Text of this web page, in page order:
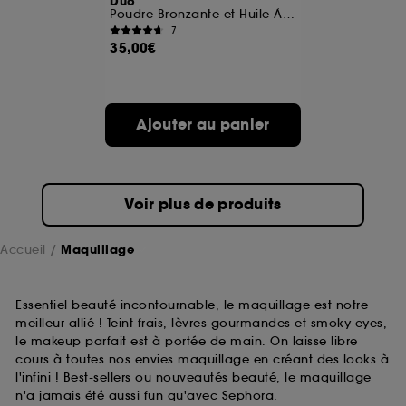
Poudre Bronzante et Huile À Lèvres
7
35,00€
Ajouter au panier
Voir plus de produits
Accueil Maquillage
Essentiel beauté incontournable, le maquillage est notre
meilleur allié ! Teint frais, lèvres gourmandes et smoky eyes,
le makeup parfait est à portée de main. On laisse libre
cours à toutes nos envies maquillage en créant des looks à
l'infini ! Best-sellers ou nouveautés beauté, le maquillage
n'a jamais été aussi fun qu'avec Sephora.
A l'exception des cookies techniques, le dépôt et la
lecture de ces traceurs requiert votre accord. Vous
choix" ci-dessous ou décider de "tout accepter".
Sephora pourra associer les informations de
navigation collectées par ces Cookies, pour les
sur "continuer sans accepter". Voous pouvez à tout
moment choisir de retirer votrte consentement. Si vous
souhaitez obtenir plus d'information sur les cookies